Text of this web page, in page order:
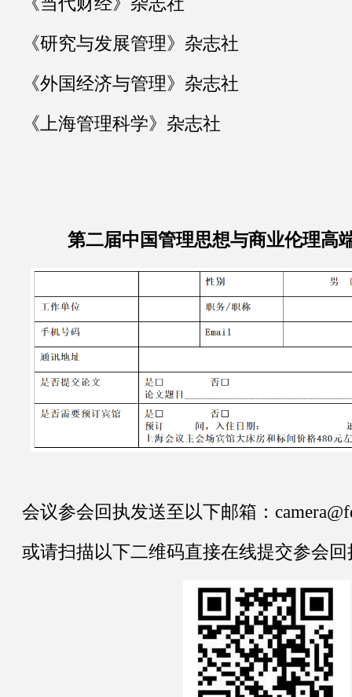
《研究与发展管理》 杂志社
《外国经济与管理》 杂志社
《 上海管理科学》 杂志社
第二届中国管理思想与商业伦理高
会议参会回执发送至以下邮箱 ：
或请扫描以下二维码直接在线提交参会回